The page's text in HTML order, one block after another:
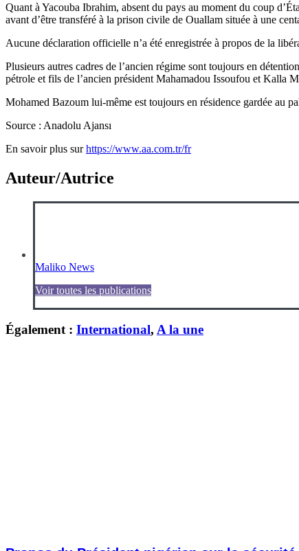
Quant à Yacouba Ibrahim, absent du pays au moment du coup
avant d’être transféré à la prison civile de Ouallam située à une
Aucune déclaration officielle n’a été enregistrée à propos de la
Plusieurs autres cadres de l’ancien régime sont toujours en
pétrole et fils de l’ancien président Mahamadou Issoufou et Kalla
Mohamed Bazoum lui-même est toujours en résidence gardée au
Source : Anadolu Ajansı
En savoir plus surhttps://www.aa.com.tr/fr
Auteur/Autrice
Maliko News
Voir toutes les publications
Également : International, A la une